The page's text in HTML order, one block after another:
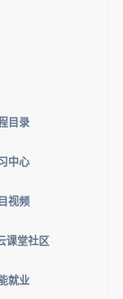
目录
中心
视频
课堂社区
就业